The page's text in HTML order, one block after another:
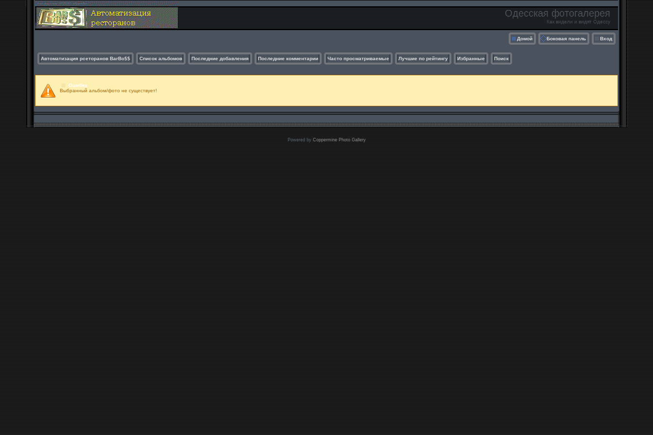
Одесская фотогалерея
Как видели и видят Одессу
Домой Боковая панель Вход
Автоматизация рсеторанов BarBo$$ Список альбомов Последние добавления Последние комментарии Часто просматриваемые Лучшие по рейтингу Избранные Поиск
Ошибка
Выбранный альбом/фото не существует!
Powered byCoppermine Photo Gallery